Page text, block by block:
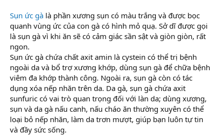
Sụn ức gà là phần xương sụn có màu trắng và được bọc
quanh vùng ức của con gà có hình mỏ quạ. Sở dĩ được gọi
là sụn gà vì khi ăn sẽ có cảm giác sần sật và giòn giòn, rất
ngon.
Sụn ức gà chứa chất axit amin là cystein có thể trị bệnh
ngoài da và bổ trợ xương khớp, dùng sụn gà để chữa bệnh
viêm đa khớp thành công. Ngoài ra, sụn gà còn có tác
dụng xóa nếp nhăn trên da. Da gà, sụn gà chứa axit
sunfuric có vai trò quan trọng đối với làn da; dùng xương,
sụn và da gà nấu canh, nấu cháo ăn thường xuyên có thể
loại bỏ nếp nhăn, làm da trơn mượt, giúp bạn luôn tự tin
và đầy sức sống.